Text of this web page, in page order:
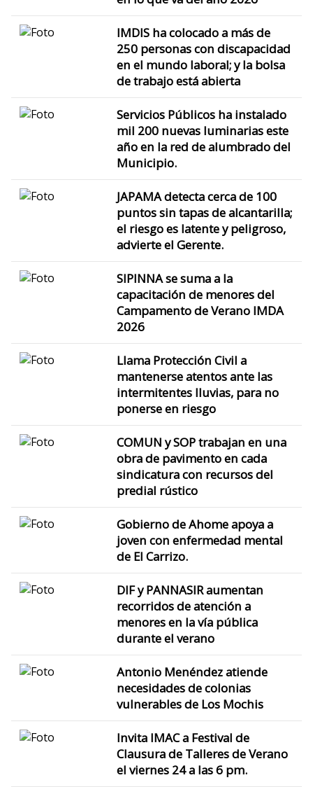
IMDIS ha colocado a más de
250 personas con discapacidad
en el mundo laboral; y la bolsa
de trabajo está abierta
Servicios Públicos ha instalado
mil 200 nuevas luminarias este
año en la red de alumbrado del
Municipio.
JAPAMA detecta cerca de 100
puntos sin tapas de alcantarilla;
el riesgo es latente y peligroso,
advierte el Gerente.
SIPINNA se suma a la
capacitación de menores del
Campamento de Verano IMDA
2026
Llama Protección Civil a
mantenerse atentos ante las
intermitentes lluvias, para no
ponerse en riesgo
COMUN y SOP trabajan en una
obra de pavimento en cada
sindicatura con recursos del
predial rústico
Gobierno de Ahome apoya a
joven con enfermedad mental
de El Carrizo.
DIF y PANNASIR aumentan
recorridos de atención a
menores en la vía pública
durante el verano
Antonio Menéndez atiende
necesidades de colonias
vulnerables de Los Mochis
Invita IMAC a Festival de
Clausura de Talleres de Verano
el viernes 24 a las 6 pm.